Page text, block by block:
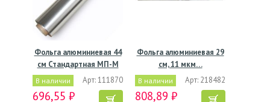
Фольга алюминиевая 44
см Стандартная МП-М
10…
В наличии Арт: 111870
696,55 ₽
Фольга алюминиевая 29
см, 11 мкм…
В наличии Арт: 218482
808,89 ₽